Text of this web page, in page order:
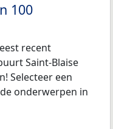
100
recent
Saint-Blaise
Selecteer een
onderwerpen in